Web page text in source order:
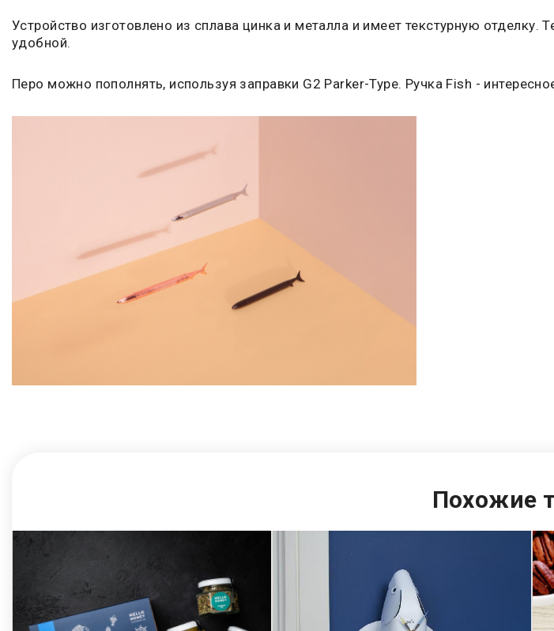
Устройство изготовлено из сплава цинка и металла и имеет текстурную отделку.
удобной.
Перо можно пополнять, используя заправки G2 Parker-Type. Ручка Fish -
Похожие